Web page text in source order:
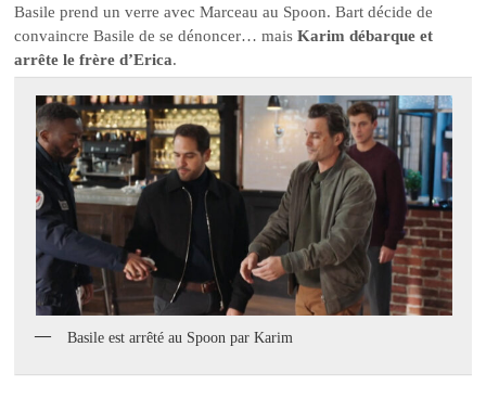
Basile prend un verre avec Marceau au Spoon. Bart décide de
convaincre Basile de se dénoncer… maisKarim débarque et
arrête le frère d’Erica.
Basile est arrêté au Spoon par Karim